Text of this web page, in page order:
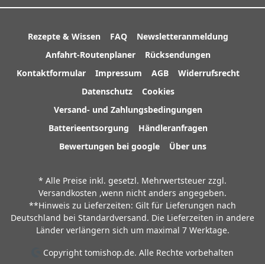
Rezepte & Wissen FAQ
Newsletteranmeldung
Anfahrt-Routenplaner
Rücksendungen
Kontaktformular
Impressum AGB
Widerrufsrecht
Datenschutz
Cookies
Versand- und Zahlungsbedingungen
Batterieentsorgung
Händleranfragen
Bewertungen bei google
Über uns
* Alle Preise inkl. gesetzl. Mehrwertsteuer zzgl.
Versandkosten ,wenn nicht anders angegeben.
**Hinweis zu Lieferzeiten: Gilt für Lieferungen nach
Deutschland bei Standardversand. Die Lieferzeiten in andere
Länder verlängern sich um maximal 7 Werktage.
Copyright tomishop.de. Alle Rechte vorbehalten